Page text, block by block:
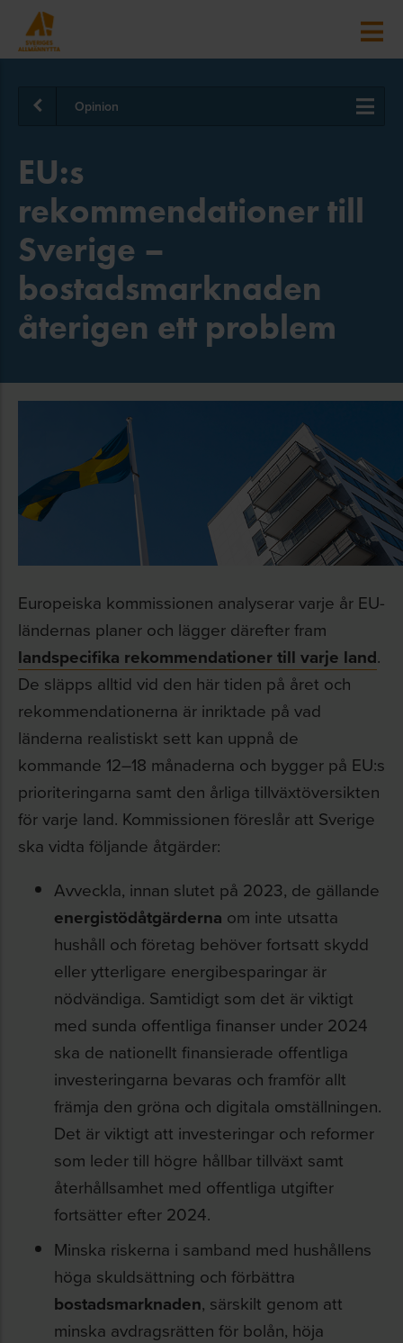
Opinion
EU:s
rekommendationer till
Sverige –
bostadsmarknaden
återigen ett problem
Europeiska kommissionen analyserar varje år EU-
ländernas planer och lägger därefter fram
landspecifika rekommendationer till varje land.
De släpps alltid vid den här tiden på året och
rekommendationerna är inriktade på vad
länderna realistiskt sett kan uppnå de
kommande 12–18 månaderna och bygger på EU:s
prioriteringarna samt den årliga tillväxtöversikten
för varje land. Kommissionen föreslår att Sverige
ska vidta följande åtgärder:
Avveckla, innan slutet på 2023, de gällande
energistödåtgärderna om inte utsatta
hushåll och företag behöver fortsatt skydd
eller ytterligare energibesparingar är
nödvändiga. Samtidigt som det är viktigt
med sunda offentliga finanser under 2024
ska de nationellt finansierade offentliga
investeringarna bevaras och framför allt
främja den gröna och digitala omställningen.
Det är viktigt att investeringar och reformer
som leder till högre hållbar tillväxt samt
återhållsamhet med offentliga utgifter
fortsätter efter 2024.
Minska riskerna i samband med hushållens
höga skuldsättning och förbättra
bostadsmarknaden, särskilt genom att
minska avdragsrätten för bolån, höja